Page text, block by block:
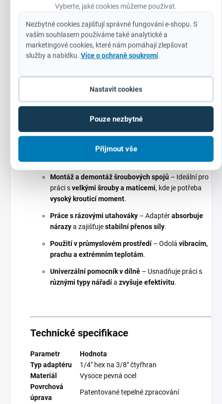
Vyberte, jaké cookies můžeme používat.
Nezbytné cookies zajišťují správné fungování e-shopu. S
vaším souhlasem používáme také analytické a
marketingové cookies, které nám pomáhají zlepšovat
služby a nabídku. Více o ochraně soukromí.
Nastavit cookies
Pouze nezbytné
Přijmout vše
Nejvyšší odolnost na trhu – Díky patentovanému
tepelnému zpracování vydrží inejnáročnější podmínky
Bezkompromisní výkon–Žádné prokluzování, žádné
ztráty síly– pouze100% přenos krouticího momentu
Profesionální řešení pro každodenní použití
– adaptér vydrží roky bez ztráty výkonu. ✅
Značka, které důvěřují profesionálové–Milwaukeeje
Typické aplikace adaptéru Milwaukee
Montáž a demontáž šroubových spojů – Ideální pro
práci svelkými šrouby a maticemi, kde je potřeba
vysoký krouticí moment.
Práce s rázovými utahováky – Adaptérabsorbuje
nárazya zajišťujestabilní přenos síly.
Použití v průmyslovém prostředí– Odolá vibracím,
prachu a extrémním teplotám.
Univerzální pomocník v dílně – Usnadňuje práci s
různými typy nářadía zvyšuje efektivitu.
Technické specifikace
Parametr
Hodnota
Typ adaptéru
1/4" hex na 3/8" čtyřhran
Materiál
Vysoce pevná ocel
Povrchová
úprava
Patentované tepelné zpracování